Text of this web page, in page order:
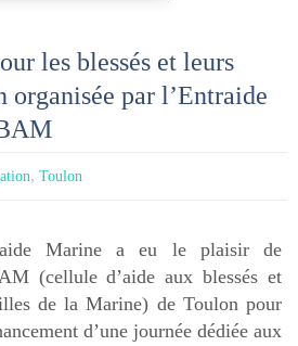
les blessés et leurs
par l’Entraide
, Toulon
Marine a eu le plaisir de
(cellule d’aide aux blessés et
de la Marine) de Toulon pour
d’une journée dédiée aux